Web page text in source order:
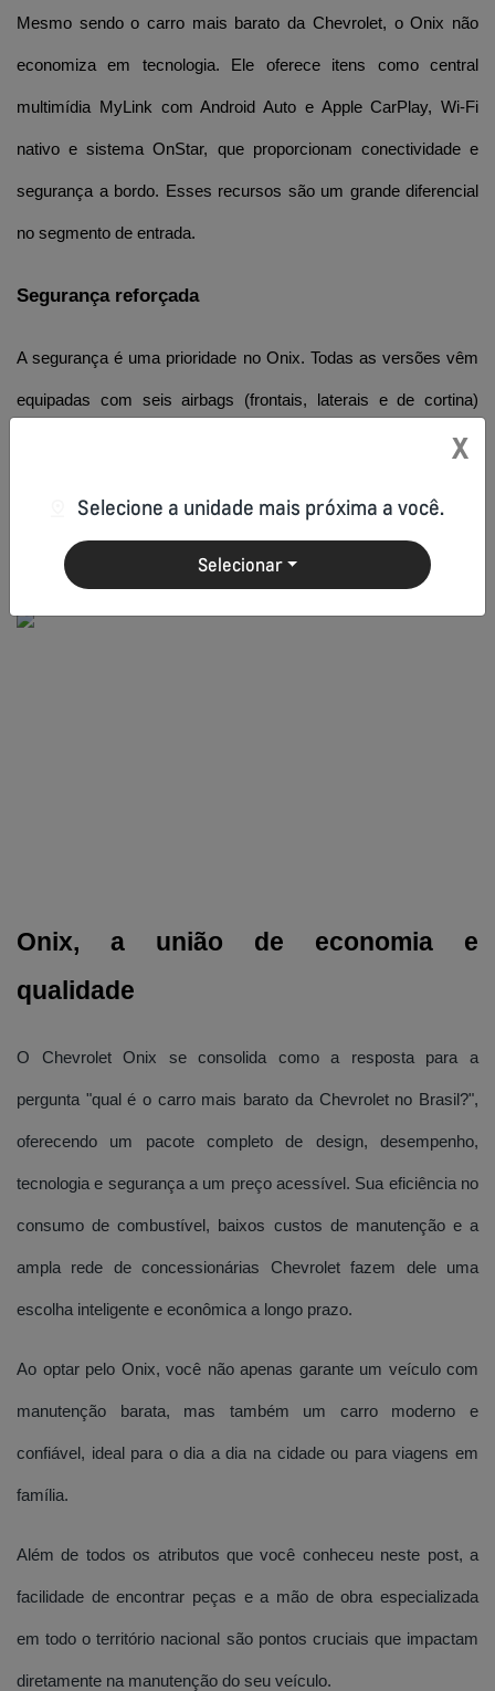
Mesmo sendo o carro mais barato da Chevrolet, o Onix não
economiza em tecnologia. Ele oferece itens como central
multimídia MyLink com Android Auto e Apple CarPlay, Wi-Fi
nativo e sistema OnStar, que proporcionam conectividade e
segurança a bordo. Esses recursos são um grande diferencial
no segmento de entrada.
Segurança reforçada
A segurança é uma prioridade no Onix. Todas as versões vêm
equipadas com seis airbags (frontais, laterais e de cortina)
desde a versão de entrada, além de controle eletrônico de
ABS com EBD. Essa robustez em segurança é um atrativo
importante para famílias.
Onix, a união de economia e
qualidade
O Chevrolet Onix se consolida como a resposta para a
pergunta "qual é o carro mais barato da Chevrolet no Brasil?",
oferecendo um pacote completo de design, desempenho,
tecnologia e segurança a um preço acessível. Sua eficiência no
consumo de combustível, baixos custos de manutenção e a
ampla rede de concessionárias Chevrolet fazem dele uma
escolha inteligente e econômica a longo prazo.
Ao optar pelo Onix, você não apenas garante um veículo com
manutenção barata, mas também um carro moderno e
confiável, ideal para o dia a dia na cidade ou para viagens em
família.
Além de todos os atributos que você conheceu neste post, a
facilidade de encontrar peças e a mão de obra especializada
em todo o território nacional são pontos cruciais que impactam
diretamente na manutenção do seu veículo.
X
Selecione a unidade mais próxima a você.
Selecionar